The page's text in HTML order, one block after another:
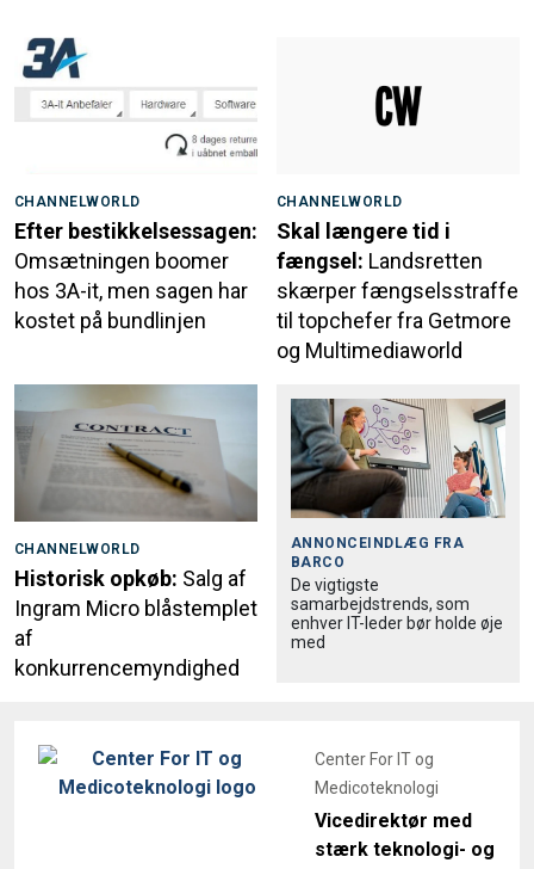
CHANNELWORLD
Efter bestikkelsessagen:
Omsætningen boomer
hos 3A-it, men sagen har
kostet på bundlinjen
CHANNELWORLD
Skal længere tid i
fængsel: Landsretten
skærper fængselsstraffe
til topchefer fra Getmore
og Multimediaworld
CHANNELWORLD
Historisk opkøb: Salg af
Ingram Micro blåstemplet
af
konkurrencemyndighed
ANNONCEINDLÆG FRA
BARCO
De vigtigste
samarbejdstrends, som
enhver IT-leder bør holde øje
med
Center For IT og
Medicoteknologi
Vicedirektør med
stærk teknologi- og